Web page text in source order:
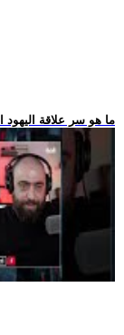
.. ما هو سر علاقة اليهود